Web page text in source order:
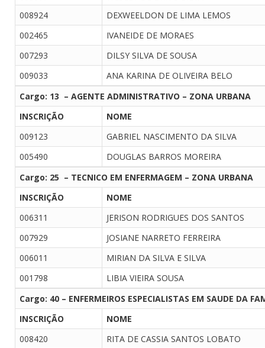
008924
DEXWEELDON DE LIMA LEMOS
002465
IVANEIDE DE MORAES
007293
DILSY SILVA DE SOUSA
009033
ANA KARINA DE OLIVEIRA BELO
Cargo: 13 – AGENTE ADMINISTRATIVO – ZONA URBANA
INSCRIÇÃO
NOME
009123
GABRIEL NASCIMENTO DA SILVA
005490
DOUGLAS BARROS MOREIRA
Cargo: 25 – TECNICO EM ENFERMAGEM – ZONA URBANA
INSCRIÇÃO
NOME
006311
JERISON RODRIGUES DOS SANTOS
007929
JOSIANE NARRETO FERREIRA
006011
MIRIAN DA SILVA E SILVA
001798
LIBIA VIEIRA SOUSA
Cargo: 40 – ENFERMEIROS ESPECIALISTAS EM SAUDE DA
INSCRIÇÃO
NOME
008420
RITA DE CASSIA SANTOS LOBATO